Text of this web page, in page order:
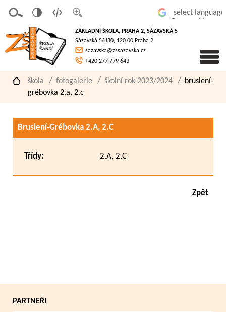
písmo
á
verze
pro
slaboz
raké
ZÁKLADNÍ ŠKOLA, PRAHA 2, SÁZAVSKÁ 5
Sázavská 5/830, 120 00 Praha 2
sazavska@zssazavska.cz
+420 277 779 643
škola fotogalerie školní rok 2023/2024
bruslení-
grébovka 2.a, 2.c
Bruslení-Grébovka 2.A, 2.C
Třídy: 2.A, 2.C
Zpět
PARTNEŘI